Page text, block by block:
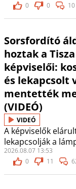
0
0 10
Sorsfordító
hoztak a
képviselői:
és lekapcsolt
mentették
(VIDEÓ)
VIDEÓ
A képviselők
lekapcsolják a
2026.08.07 13:53
0
11